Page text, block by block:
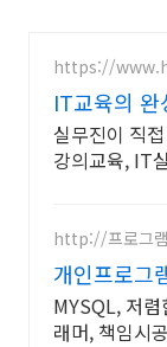
https://
IT교육의 완
개발자 필수
실무진이 직
강의교육, IT
http://프로그
개인프로그
MYSQL, 저
래머, 책임시공